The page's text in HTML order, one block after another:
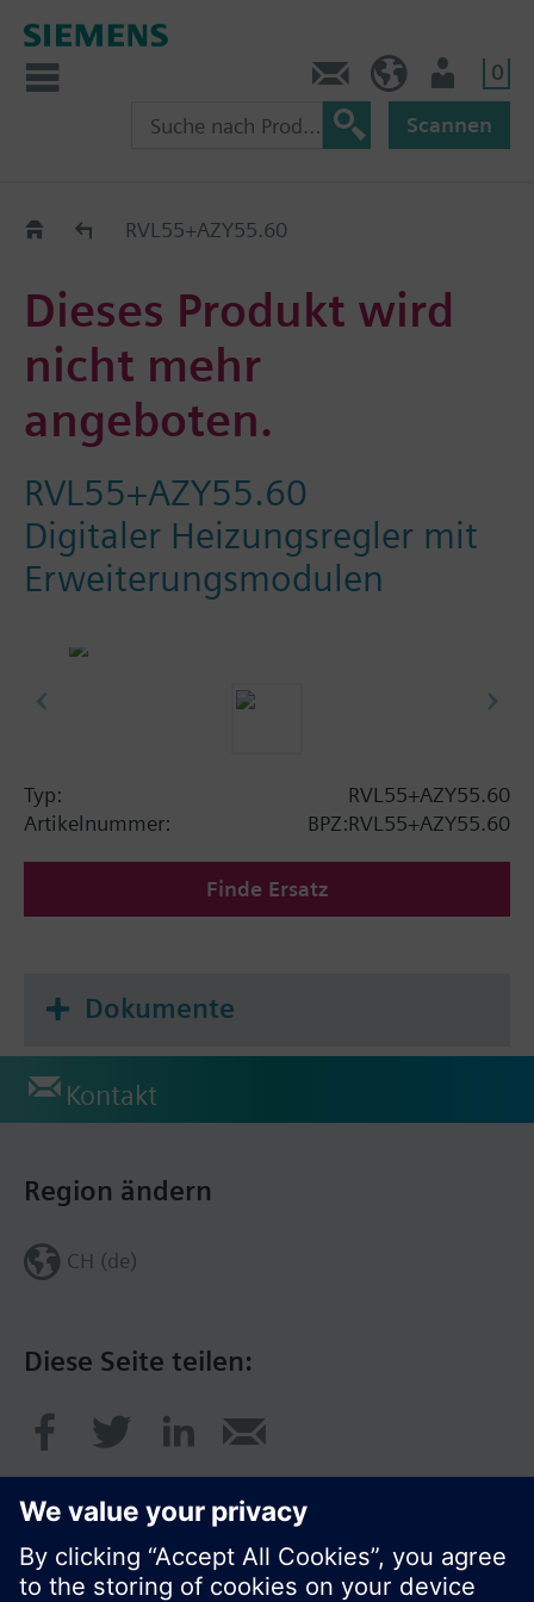
0
Scannen
Old2NewRVL55+AZY55.60
Dieses Produkt wird
nicht mehr
angeboten.
RVL55+AZY55.60
Digitaler Heizungsregler mit
Erweiterungsmodulen
Typ:
RVL55+AZY55.60
Artikelnummer:
BPZ:RVL55+AZY55.60
Finde Ersatz
Dokumente
Kontakt
Diese Seite teilen:
Region ändern
CH (de)